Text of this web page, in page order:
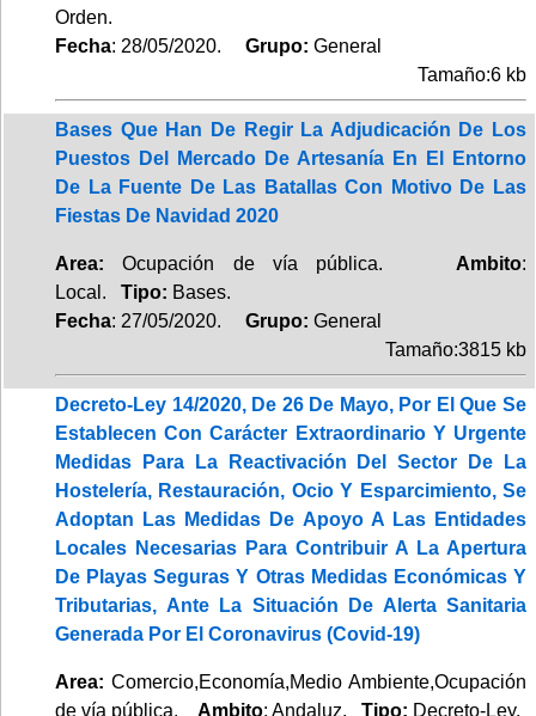
Orden.
Fecha: 28/05/2020. Grupo: General
Tamaño:6 kb
Bases Que Han De Regir La Adjudicación De Los
Puestos Del Mercado De Artesanía En El Entorno
De La Fuente De Las Batallas Con Motivo De Las
Fiestas De Navidad 2020
Area: Ocupación de vía pública. Ambito:
Local. Tipo: Bases.
Fecha: 27/05/2020. Grupo: General
Tamaño:3815 kb
Decreto-Ley 14/2020, De 26 De Mayo, Por El Que Se
Establecen Con Carácter Extraordinario Y Urgente
Medidas Para La Reactivación Del Sector De La
Hostelería, Restauración, Ocio Y Esparcimiento, Se
Adoptan Las Medidas De Apoyo A Las Entidades
Locales Necesarias Para Contribuir A La Apertura
De Playas Seguras Y Otras Medidas Económicas Y
Tributarias, Ante La Situación De Alerta Sanitaria
Generada Por El Coronavirus (Covid-19)
Area: Comercio,Economía,Medio Ambiente,Ocupación
de vía pública. Ambito: Andaluz. Tipo: Decreto-Ley.